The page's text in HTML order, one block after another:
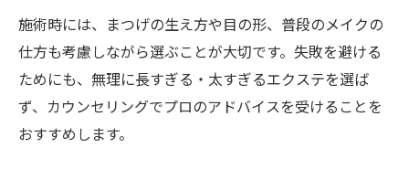
施術時には、まつげの生え方や目の形、普段のメイクの
仕方も考慮しながら選ぶことが大切です。失敗を避ける
ためにも、無理に長すぎる・太すぎるエクステを選ば
ず、カウンセリングでプロのアドバイスを受けることを
おすすめします。